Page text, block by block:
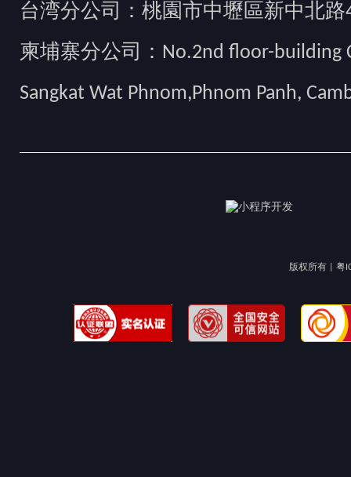
台湾分公司：桃園市中壢區新中北路
柬埔寨分公司：No.2nd floor-building
Sangkat Wat Phnom,Phnom Panh,
版权所有 | 粤